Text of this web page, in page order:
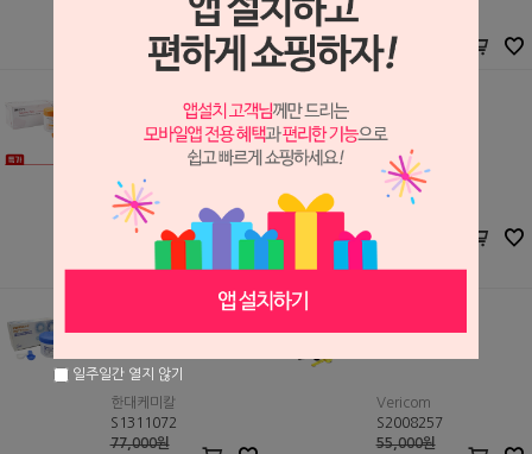
144,980원
93,300
소프트 트레이 푸티 (#70
세정
S1301180
40,000원
세정
S0909058
24,000
퍼펙트 에프 푸티 (대용
한대케미칼
S1311072
77,000원
본플렉스-S 푸티
Vericom
S2008257
55,000원
일주일간 열지 않기